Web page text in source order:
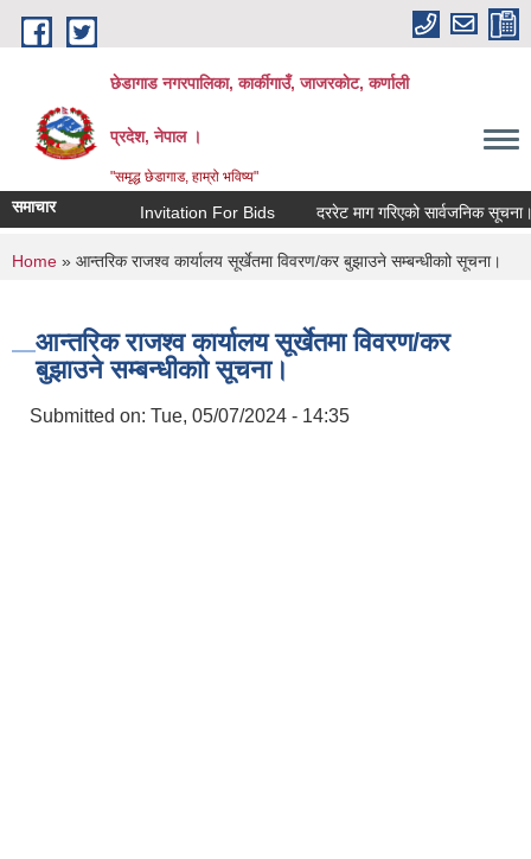
Skip to main content
छेडागाड नगरपालिका, कार्कीगाउँ, जाजरकाेट, कर्णाली
प्रदेश, नेपाल ।
"समृद्ध छेडागाड, हाम्रो भविष्य"
समाचार Invitation For Bids दररेट माग गरिएको सार्वजनिक सूचना।
You are here
Home » आन्तरिक राजश्व कार्यालय सूर्खेतमा विवरण/कर बुझाउने सम्बन्धीकाो सूचना।
आन्तरिक राजश्व कार्यालय सूर्खेतमा विवरण/कर
बुझाउने सम्बन्धीकाो सूचना।
Submitted on: Tue, 05/07/2024 - 14:35